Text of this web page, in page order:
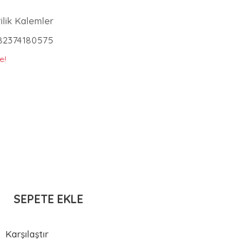
Kalemler
SEPETE EKLE
Karşılaştır